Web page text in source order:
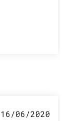
16/06/2020